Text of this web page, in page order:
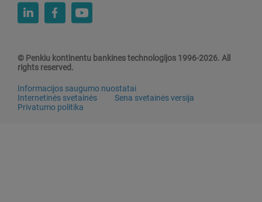
© Penkiu kontinentu bankines technologijos 1996-2026. All
rights reserved.
Informacijos saugumo nuostatai
Internetinės svetainės
Sena svetainės versija
Privatumo politika